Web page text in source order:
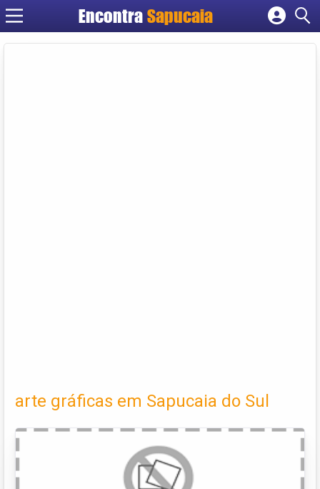
Encontra
Cadastrar empresa
arte gráficas em Sapucaia do Sul